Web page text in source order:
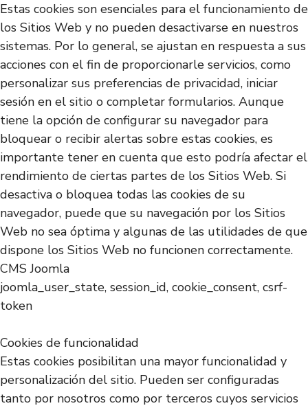
Estas cookies son esenciales para el funcionamiento de
los Sitios Web y no pueden desactivarse en nuestros
sistemas. Por lo general, se ajustan en respuesta a sus
acciones con el fin de proporcionarle servicios, como
personalizar sus preferencias de privacidad, iniciar
sesión en el sitio o completar formularios. Aunque
tiene la opción de configurar su navegador para
bloquear o recibir alertas sobre estas cookies, es
importante tener en cuenta que esto podría afectar el
rendimiento de ciertas partes de los Sitios Web. Si
desactiva o bloquea todas las cookies de su
navegador, puede que su navegación por los Sitios
Web no sea óptima y algunas de las utilidades de que
dispone los Sitios Web no funcionen correctamente.
CMS Joomla
joomla_user_state, session_id, cookie_consent, csrf-
token
Cookies de funcionalidad
Estas cookies posibilitan una mayor funcionalidad y
personalización del sitio. Pueden ser configuradas
tanto por nosotros como por terceros cuyos servicios